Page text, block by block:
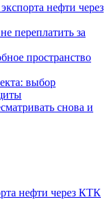
нефти через
переплатить за
пространство
выбор
снова и
нефти через КТК